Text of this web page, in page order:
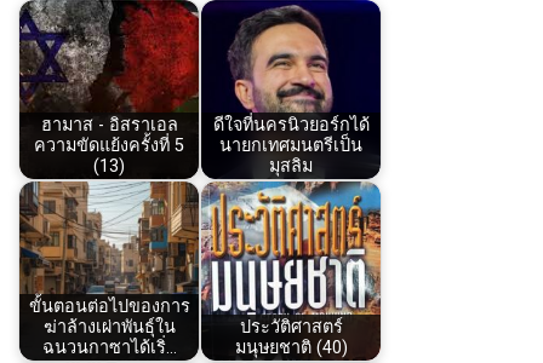
ฮามาส - อิสราเอล
ความขัดแย้งครั้งที่ 5
(13)
ดีใจที่นครนิวยอร์กได้
นายกเทศมนตรีเป็น
มุสลิม
ขั้นตอนต่อไปของการ
ฆ่าล้างเผ่าพันธุ์ใน
ฉนวนกาซาได้เริ่…
ประวัติศาสตร์
มนุษยชาติ (40)